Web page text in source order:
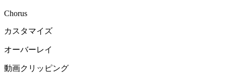
Chorus
カスタマイズ
オーバーレイ
動画クリッピング